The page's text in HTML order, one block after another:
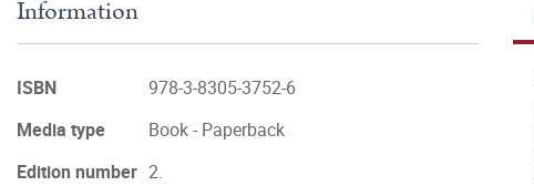
Information
ISBN
978-3-8305-3752-6
Media type
Book - Paperback
Edition number 2.